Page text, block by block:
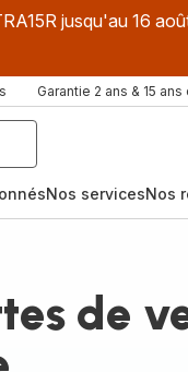
jusqu'au 16
Garantie 2 ans & 15
Nos servicesNos
de